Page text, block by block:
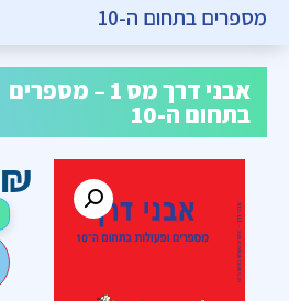
מספרים בתחום ה-10
אבני דרך מס 1 – מספרים
בתחום ה-10
₪